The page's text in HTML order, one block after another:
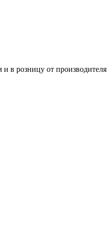
в розницу от производителя